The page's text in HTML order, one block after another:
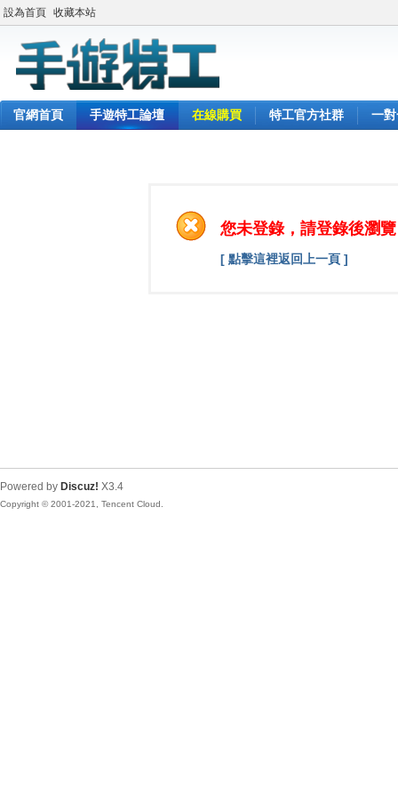
設為首頁 收藏本站
官網首頁 手遊特工論壇 在線購買 特工官方社群 一
您未登錄，請登錄後瀏
[ 點擊這裡返回上一頁 ]
Powered by Discuz! X3.4
Copyright © 2001-2021, Tencent Cloud.